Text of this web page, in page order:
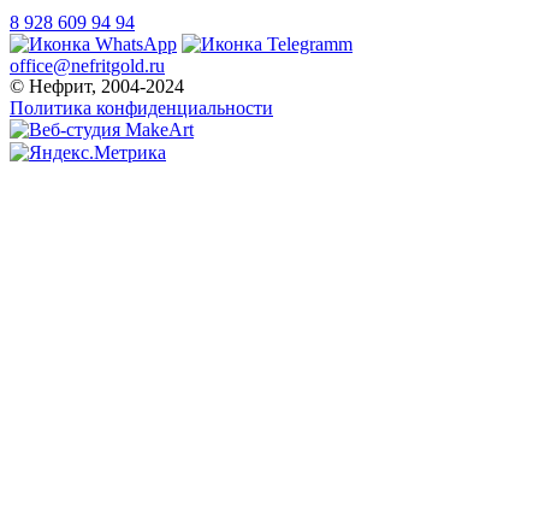
8 928 609 94 94
office@nefritgold.ru
© Нефрит, 2004-2024
Политика конфиденциальности